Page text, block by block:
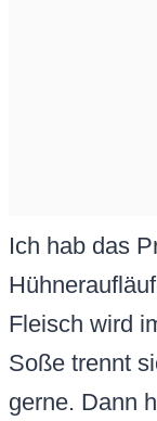
Ich hab das
Fleisch wird
Soße trennt
gerne. Dann